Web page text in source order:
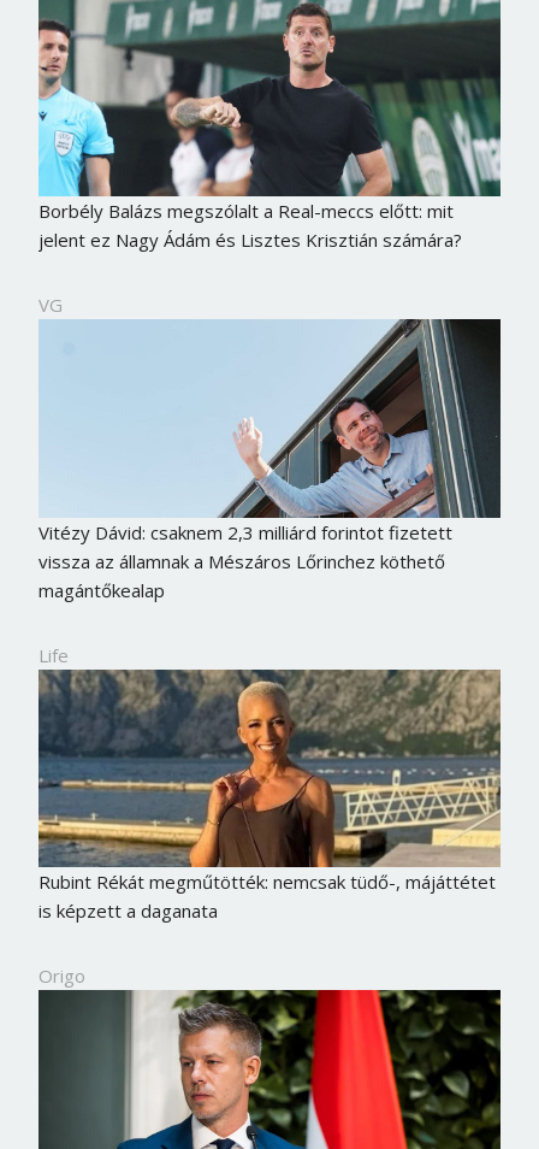
Borbély Balázs megszólalt a Real-meccs előtt: mit
jelent ez Nagy Ádám és Lisztes Krisztián számára?
VG
Vitézy Dávid: csaknem 2,3 milliárd forintot fizetett
vissza az államnak a Mészáros Lőrinchez köthető
magántőkealap
Life
Rubint Rékát megműtötték: nemcsak tüdő-, májáttétet
is képzett a daganata
Origo